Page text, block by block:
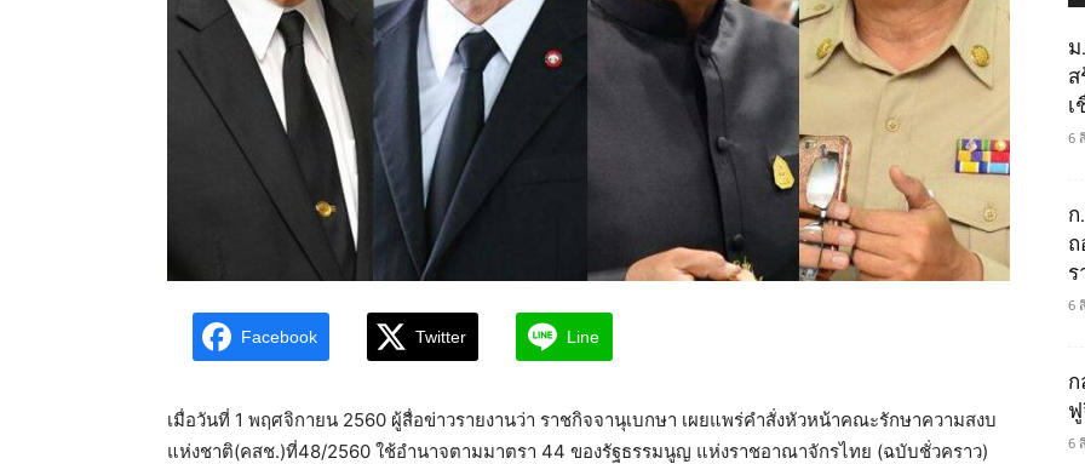
Facebook Twitter Line
เมื่อวันที่ 1 พฤศจิกายน 2560 ผู้สื่อข่าวรายงานว่า ราชกิจจานุเบกษา เผยแพร่คําสั่งหัวหน้าคณะรักษาความสงบ
แห่งชาติ(คสช.)ที่48/2560 ใช้อำนาจตามมาตรา 44 ของรัฐธรรมนูญ แห่งราชอาณาจักรไทย (ฉบับชั่วคราว)
6
6
6